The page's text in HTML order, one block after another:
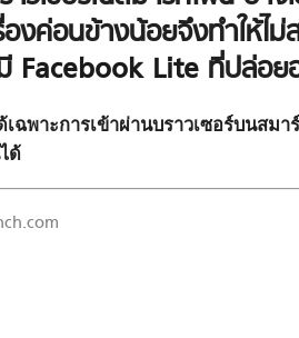
งค่อนข้างน้อยจึงทำให้ไ
Facebook Lite ที่ปล่อย
ฉพาะการเข้าผ่านบราวเซอร์บนส
ด้